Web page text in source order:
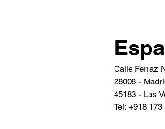
Calle Ferraz
28008 -
45183 - Las
Tel: +918 173